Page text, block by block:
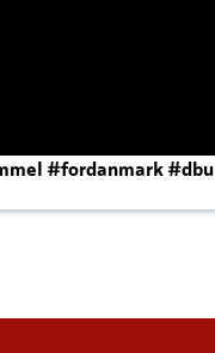
#fordanmark #dbu